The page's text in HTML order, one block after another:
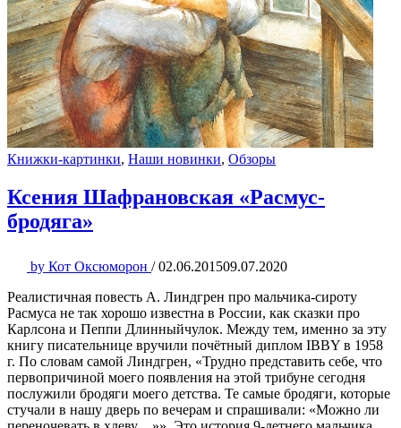
Книжки-картинки, Наши новинки, Обзоры
Ксения Шафрановская «Расмус-
бродяга»
by Кот Оксюморон / 02.06.201509.07.2020
Реалистичная повесть А. Линдгрен про мальчика-сироту
Расмуса не так хорошо известна в России, как сказки про
Карлсона и Пеппи Длинныйчулок. Между тем, именно за эту
книгу писательнице вручили почётный диплом IBBY в 1958
г. По словам самой Линдгрен, «Трудно представить себе, что
первопричиной моего появления на этой трибуне сегодня
послужили бродяги моего детства. Те самые бродяги, которые
стучали в нашу дверь по вечерам и спрашивали: «Можно ли